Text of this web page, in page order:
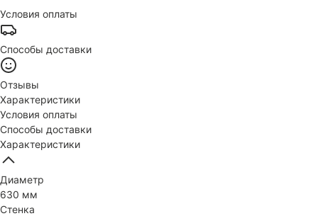
Условия оплаты
Способы доставки
Отзывы
Характеристики
Условия оплаты
Способы доставки
Характеристики
Диаметр
630 мм
Стенка